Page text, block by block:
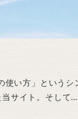
使い方」というシ
サイト。そして